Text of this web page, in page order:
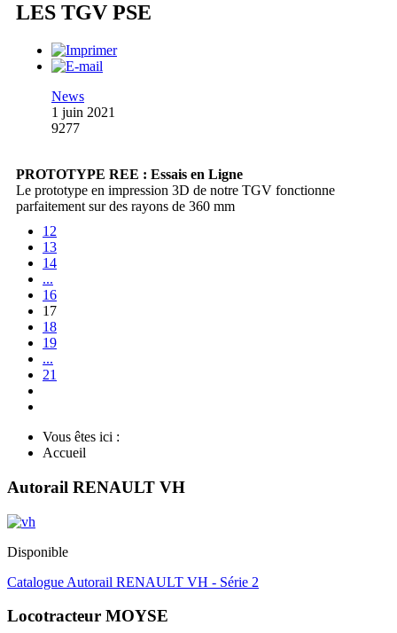
LES TGV PSE
News
1 juin 2021
9277
PROTOTYPE REE : Essais en Ligne
Le prototype en impression 3D de notre TGV fonctionne
parfaitement sur des rayons de 360 mm
12
13
14
...
16
17
18
19
...
21
Vous êtes ici :
Accueil
Autorail RENAULT VH
Disponible
Catalogue Autorail RENAULT VH - Série 2
Locotracteur MOYSE